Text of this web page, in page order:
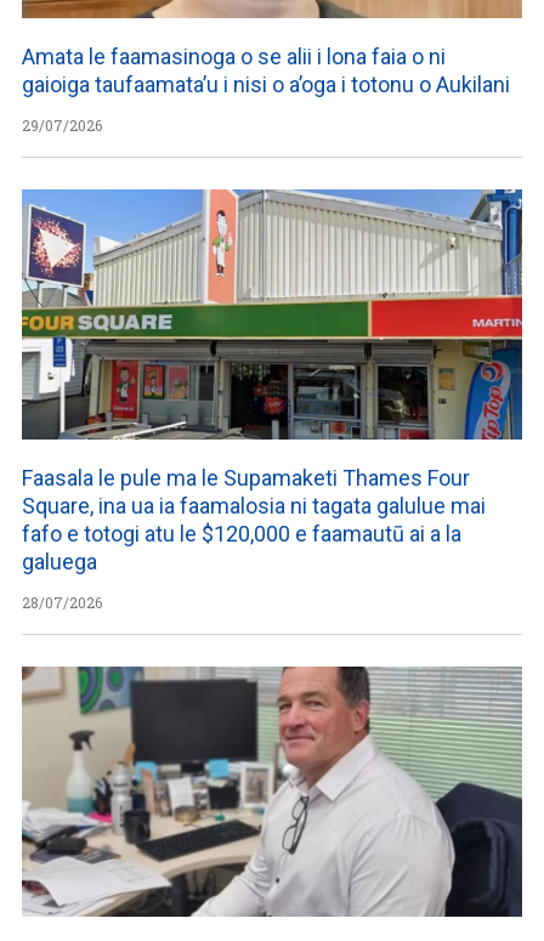
Amata le faamasinoga o se alii i lona faia o ni
gaioiga taufaamata’u i nisi o a’oga i totonu o Aukilani
29/07/2026
Faasala le pule ma le Supamaketi Thames Four
Square, ina ua ia faamalosia ni tagata galulue mai
fafo e totogi atu le $120,000 e faamautū ai a la
galuega
28/07/2026